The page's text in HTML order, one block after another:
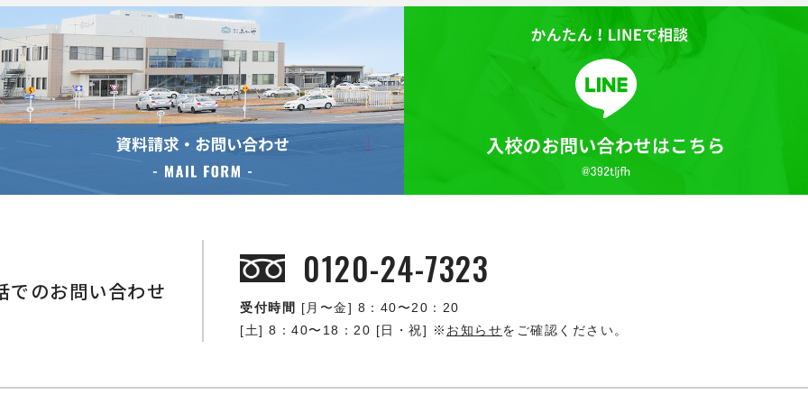
でのお問い合わせ 0120-24-7323
受付時間
[月〜金] 8：40〜20：20
[土] 8：40〜18：20 [日・祝] ※ お知らせをご確認ください。